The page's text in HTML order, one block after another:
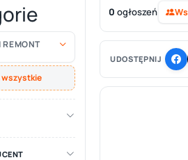
REMONT
wszystkie
0 ogłoszeń
UDOSTĘPNIJ